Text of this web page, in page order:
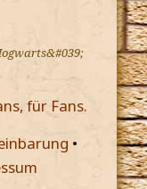
für Fans.
•